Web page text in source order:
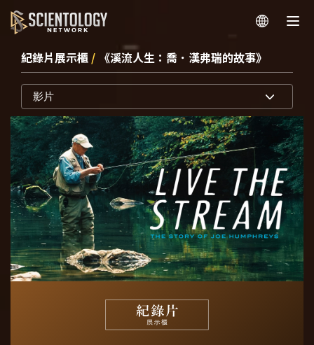
紀錄片展示櫃 / 《溪流人生：喬．漢弗瑞的故事》
影片